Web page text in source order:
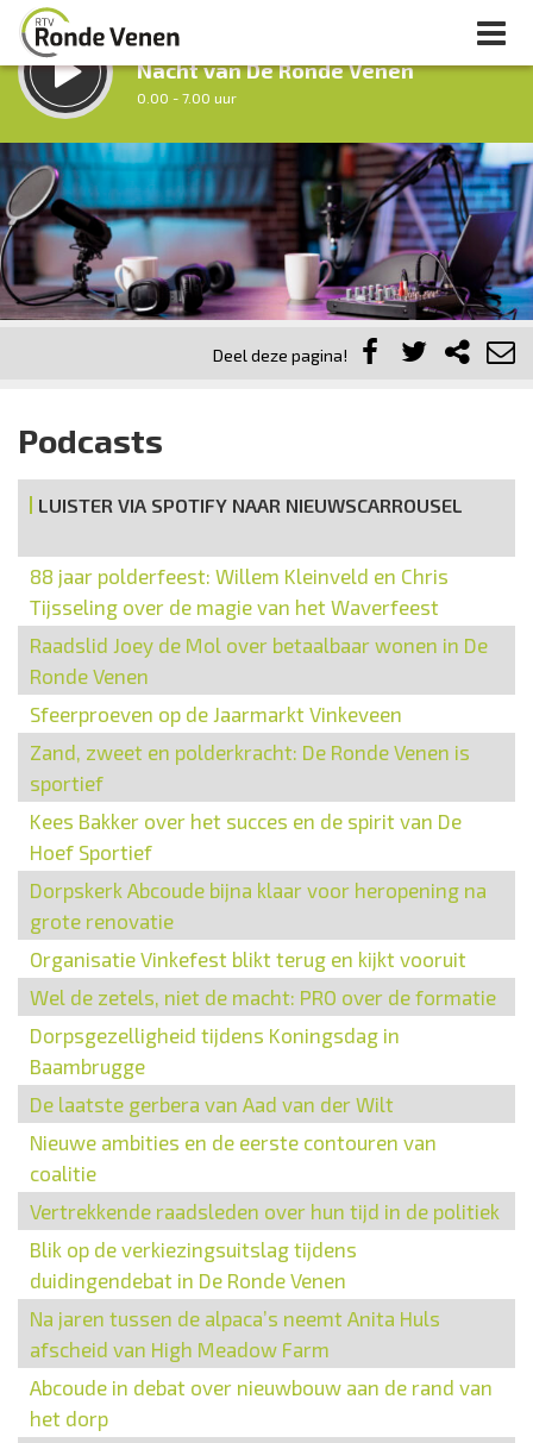
LUISTER LIVE:
Nacht van De Ronde Venen
0.00 - 7.00 uur
STRAKS:
Ochtendronde
7.00 - 9.00 uur
Vorig uur
uur 1 van 0 Volgend uur
Inklappen
Deel deze pagina!
Podcasts
LUISTER VIA SPOTIFY NAAR NIEUWSCARROUSEL
88 jaar polderfeest: Willem Kleinveld en Chris
Tijsseling over de magie van het Waverfeest
Raadslid Joey de Mol over betaalbaar wonen in De
Ronde Venen
Sfeerproeven op de Jaarmarkt Vinkeveen
Zand, zweet en polderkracht: De Ronde Venen is
sportief
Kees Bakker over het succes en de spirit van De
Hoef Sportief
Dorpskerk Abcoude bijna klaar voor heropening na
grote renovatie
Organisatie Vinkefest blikt terug en kijkt vooruit
Wel de zetels, niet de macht: PRO over de formatie
Dorpsgezelligheid tijdens Koningsdag in
Baambrugge
De laatste gerbera van Aad van der Wilt
Nieuwe ambities en de eerste contouren van
coalitie
Vertrekkende raadsleden over hun tijd in de politiek
Blik op de verkiezingsuitslag tijdens
duidingendebat in De Ronde Venen
Na jaren tussen de alpaca’s neemt Anita Huls
afscheid van High Meadow Farm
Abcoude in debat over nieuwbouw aan de rand van
het dorp